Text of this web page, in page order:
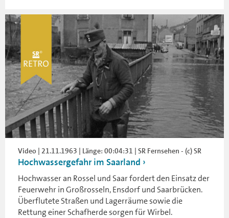
Video | 21.11.1963 | Länge: 00:04:31 | SR Fernsehen - (c) SR
Hochwassergefahr im Saarland
Hochwasser an Rossel und Saar fordert den Einsatz der
Feuerwehr in Großrosseln, Ensdorf und Saarbrücken.
Überflutete Straßen und Lagerräume sowie die
Rettung einer Schafherde sorgen für Wirbel.